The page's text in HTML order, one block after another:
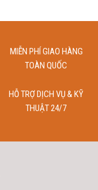
MIỄN PHÍ GIAO HÀNG
TOÀN QUỐC
HỖ TRỢ DỊCH VỤ & KỸ
THUẬT 24/7